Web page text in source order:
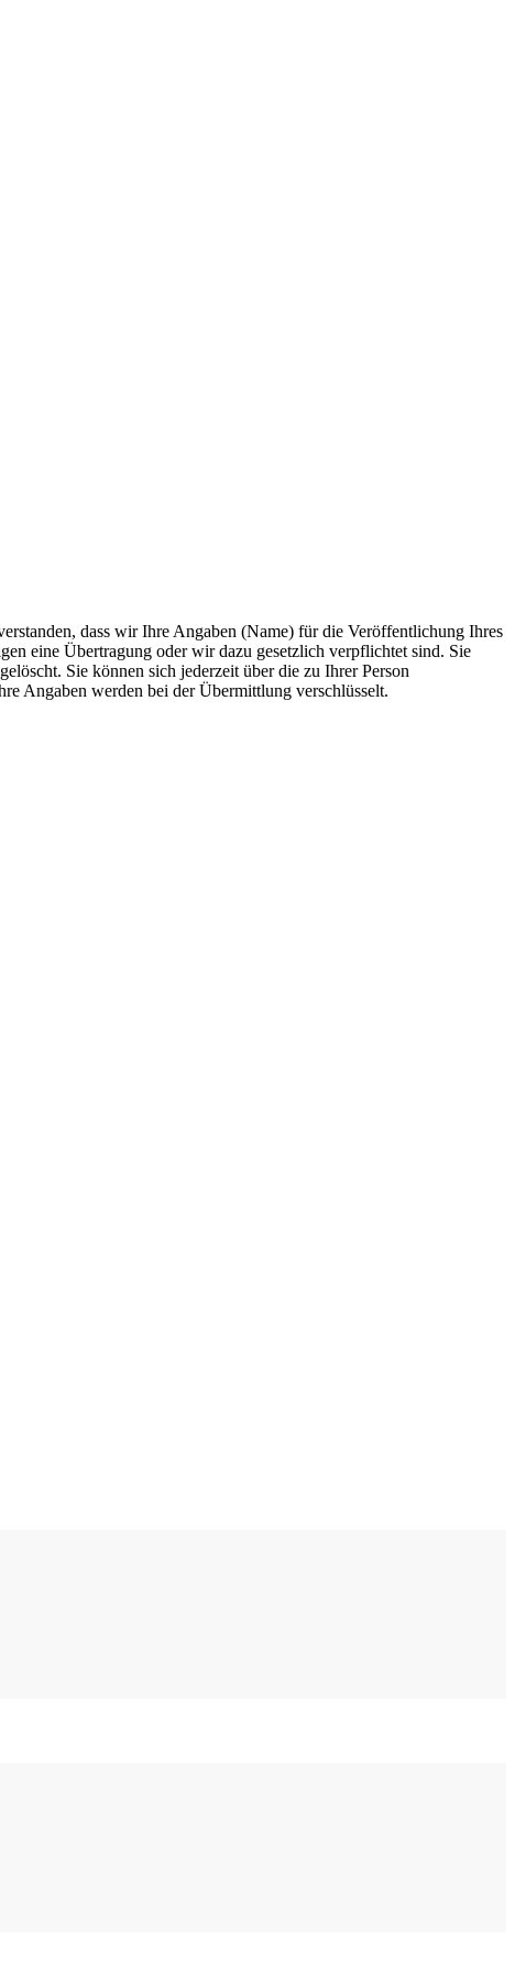
dass wir Ihre Angaben (Name) für die Veröffentlichung Ihres
eine Übertragung oder wir dazu gesetzlich verpflichtet sind. Sie
Sie können sich jederzeit über die zu Ihrer Person
Angaben werden bei der Übermittlung verschlüsselt.